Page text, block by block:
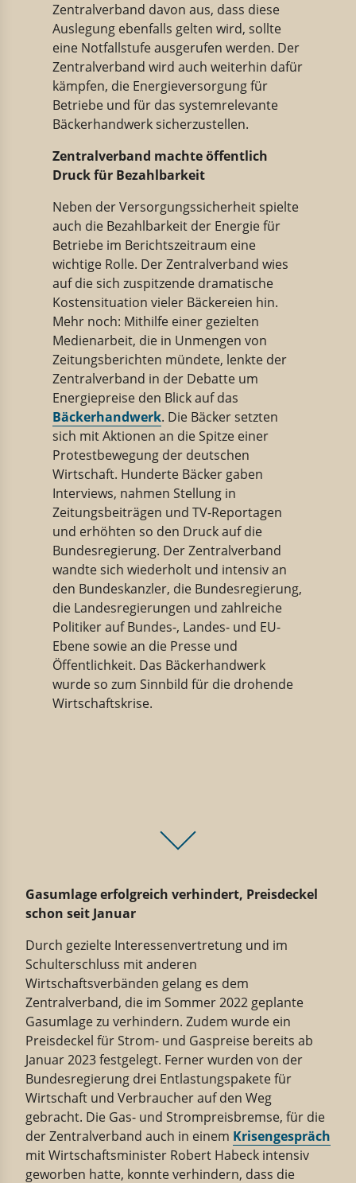
Zentralverband davon aus, dass diese
Auslegung ebenfalls gelten wird, sollte
eine Notfallstufe ausgerufen werden. Der
Zentralverband wird auch weiterhin dafür
kämpfen, die Energieversorgung für
Betriebe und für das systemrelevante
Bäckerhandwerk sicherzustellen.
Zentralverband machte öffentlich
Druck für Bezahlbarkeit
Neben der Versorgungssicherheit spielte
auch die Bezahlbarkeit der Energie für
Betriebe im Berichtszeitraum eine
wichtige Rolle. Der Zentralverband wies
auf die sich zuspitzende dramatische
Kostensituation vieler Bäckereien hin.
Mehr noch: Mithilfe einer gezielten
Medienarbeit, die in Unmengen von
Zeitungsberichten mündete, lenkte der
Zentralverband in der Debatte um
Energiepreise den Blick auf das
Bäckerhandwerk. Die Bäcker setzten
sich mit Aktionen an die Spitze einer
Protestbewegung der deutschen
Wirtschaft. Hunderte Bäcker gaben
Interviews, nahmen Stellung in
Zeitungsbeiträgen und TV-Reportagen
und erhöhten so den Druck auf die
Bundesregierung. Der Zentralverband
wandte sich wiederholt und intensiv an
den Bundeskanzler, die Bundesregierung,
die Landesregierungen und zahlreiche
Politiker auf Bundes-, Landes- und EU-
Ebene sowie an die Presse und
Öffentlichkeit. Das Bäckerhandwerk
wurde so zum Sinnbild für die drohende
Wirtschaftskrise.
Gasumlage erfolgreich verhindert, Preisdeckel
schon seit Januar
Durch gezielte Interessenvertretung und im
Schulterschluss mit anderen
Wirtschaftsverbänden gelang es dem
Zentralverband, die im Sommer 2022 geplante
Gasumlage zu verhindern. Zudem wurde ein
Preisdeckel für Strom- und Gaspreise bereits ab
Januar 2023 festgelegt. Ferner wurden von der
Bundesregierung drei Entlastungspakete für
Wirtschaft und Verbraucher auf den Weg
gebracht. Die Gas- und Strompreisbremse, für die
der Zentralverband auch in einem Krisengespräch
mit Wirtschaftsminister Robert Habeck intensiv
geworben hatte, konnte verhindern, dass die